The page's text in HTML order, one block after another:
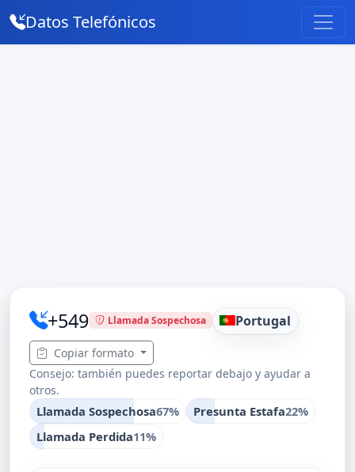
Datos Telefónicos
+549 Llamada Sospechosa Portugal
Copiar formato
Consejo: también puedes reportar debajo y ayudar a
otros.
Llamada Sospechosa67% Presunta Estafa22%
Llamada Perdida11%